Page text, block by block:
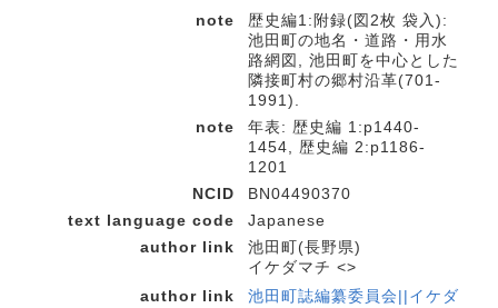
note
歴史編1:附録(図2枚 袋入):
池田町の地名・道路・用水
路網図, 池田町を中心とした
隣接町村の郷村沿革(701-
1991).
note
年表: 歴史編 1:p1440-
1454, 歴史編 2:p1186-
1201
NCID
BN04490370
text language code
Japanese
author link
池田町(長野県)
イケダマチ <>
author link
池田町誌編纂委員会||イケダ